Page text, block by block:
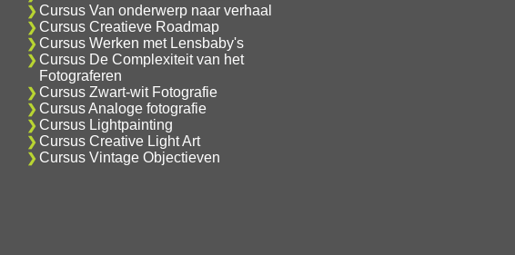
Cursus Van onderwerp naar verhaal
Cursus Creatieve Roadmap
Cursus Werken met Lensbaby's
Cursus De Complexiteit van het
Fotograferen
Cursus Zwart-wit Fotografie
Cursus Analoge fotografie
Cursus Lightpainting
Cursus Creative Light Art
Cursus Vintage Objectieven